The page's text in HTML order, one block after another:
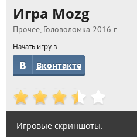
Игра Mozg
Прочее, Головоломка 2016 г.
Начать игру в
Вконтакте
Игровые скриншоты: